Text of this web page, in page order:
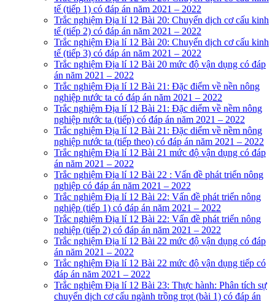
tế (tiếp 1) có đáp án năm 2021 – 2022
Trắc nghiệm Địa lí 12 Bài 20: Chuyển dịch cơ cấu kinh
tế (tiếp 2) có đáp án năm 2021 – 2022
Trắc nghiệm Địa lí 12 Bài 20: Chuyển dịch cơ cấu kinh
tế (tiếp 3) có đáp án năm 2021 – 2022
Trắc nghiệm Địa lí 12 Bài 20 mức độ vận dụng có đáp
án năm 2021 – 2022
Trắc nghiệm Địa lí 12 Bài 21: Đặc điểm về nền nông
nghiệp nước ta có đáp án năm 2021 – 2022
Trắc nghiệm Địa lí 12 Bài 21: Đặc diểm về nềm nông
nghiệp nước ta (tiếp) có đáp án năm 2021 – 2022
Trắc nghiệm Địa lí 12 Bài 21: Đặc diểm về nềm nông
nghiệp nước ta (tiếp theo) có đáp án năm 2021 – 2022
Trắc nghiệm Địa lí 12 Bài 21 mức độ vận dụng có đáp
án năm 2021 – 2022
Trắc nghiệm Địa lí 12 Bài 22 : Vấn đề phát triển nông
nghiệp có đáp án năm 2021 – 2022
Trắc nghiệm Địa lí 12 Bài 22: Vấn đề phát triển nông
nghiệp (tiếp 1) có đáp án năm 2021 – 2022
Trắc nghiệm Địa lí 12 Bài 22: Vấn đề phát triển nông
nghiệp (tiếp 2) có đáp án năm 2021 – 2022
Trắc nghiệm Địa lí 12 Bài 22 mức độ vận dụng có đáp
án năm 2021 – 2022
Trắc nghiệm Địa lí 12 Bài 22 mức độ vận dụng tiếp có
đáp án năm 2021 – 2022
Trắc nghiệm Địa lí 12 Bài 23: Thực hành: Phân tích sự
chuyển dịch cơ cấu ngành trồng trọt (bài 1) có đáp án